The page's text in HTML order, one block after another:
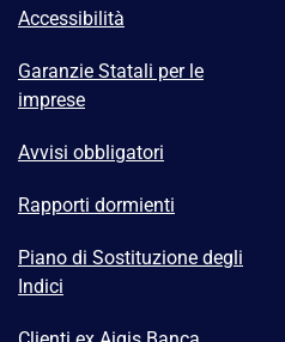
Accessibilità
Garanzie Statali per le
imprese
Avvisi obbligatori
Rapporti dormienti
Piano di Sostituzione degli
Indici